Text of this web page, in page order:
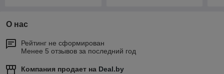
О нас
Рейтинг не сформирован
Менее 5 отзывов за последний год
Компания продает на Deal.by